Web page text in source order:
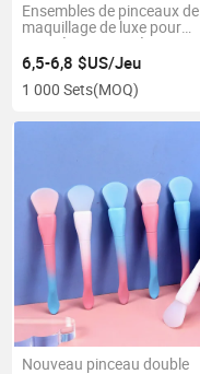
Ensembles de pinceaux de
maquillage de luxe pour
cosmétiques privés
personnalisés
6,5-6,8 $US/Jeu
1 000 Sets(MOQ)
Nouveau pinceau double